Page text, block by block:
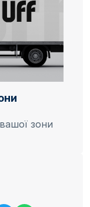
зони